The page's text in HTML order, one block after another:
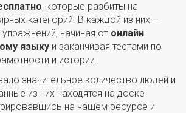
, которые разбиты на
категорий. В каждой из них –
начиная от онлайн
языку и заканчивая тестами по
и истории.
значительное количество людей и
из них находятся на доске
на нашем ресурсе и